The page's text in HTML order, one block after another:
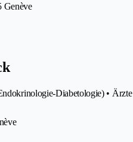
Genève
Diabetologie) • Ärzte